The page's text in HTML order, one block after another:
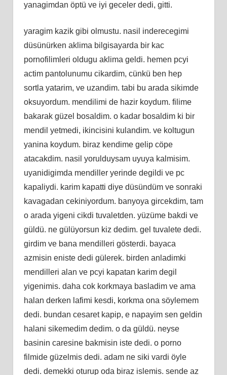
yanagimdan öptü ve iyi geceler dedi, gitti.
yaragim kazik gibi olmustu. nasil inderecegimi
düsünürken aklima bilgisayarda bir kac
pornofilimleri oldugu aklima geldi. hemen pcyi
actim pantolunumu cikardim, cünkü ben hep
sortla yatarim, ve uzandim. tabi bu arada sikimde
oksuyordum. mendilimi de hazir koydum. filime
bakarak güzel bosaldim. o kadar bosaldim ki bir
mendil yetmedi, ikincisini kulandim. ve koltugun
yanina koydum. biraz kendime gelip cöpe
atacakdim. nasil yorulduysam uyuya kalmisim.
uyanidigimda mendiller yerinde degildi ve pc
kapaliydi. karim kapatti diye düsündüm ve sonraki
kavagadan cekiniyordum. banyoya gircekdim, tam
o arada yigeni cikdi tuvaletden. yüzüme bakdi ve
güldü. ne gülüyorsun kiz dedim. gel tuvalete dedi.
girdim ve bana mendilleri gösterdi. bayaca
azmisin eniste dedi gülerek. birden anladimki
mendilleri alan ve pcyi kapatan karim degil
yigenimis. daha cok korkmaya basladim ve ama
halan derken lafimi kesdi, korkma ona söylemem
dedi. bundan cesaret kapip, e napayim sen geldin
halani sikemedim dedim. o da güldü. neyse
basinin caresine bakmisin iste dedi. o porno
filmide güzelmis dedi. adam ne siki vardi öyle
dedi. demekki oturup oda biraz islemis. sende az